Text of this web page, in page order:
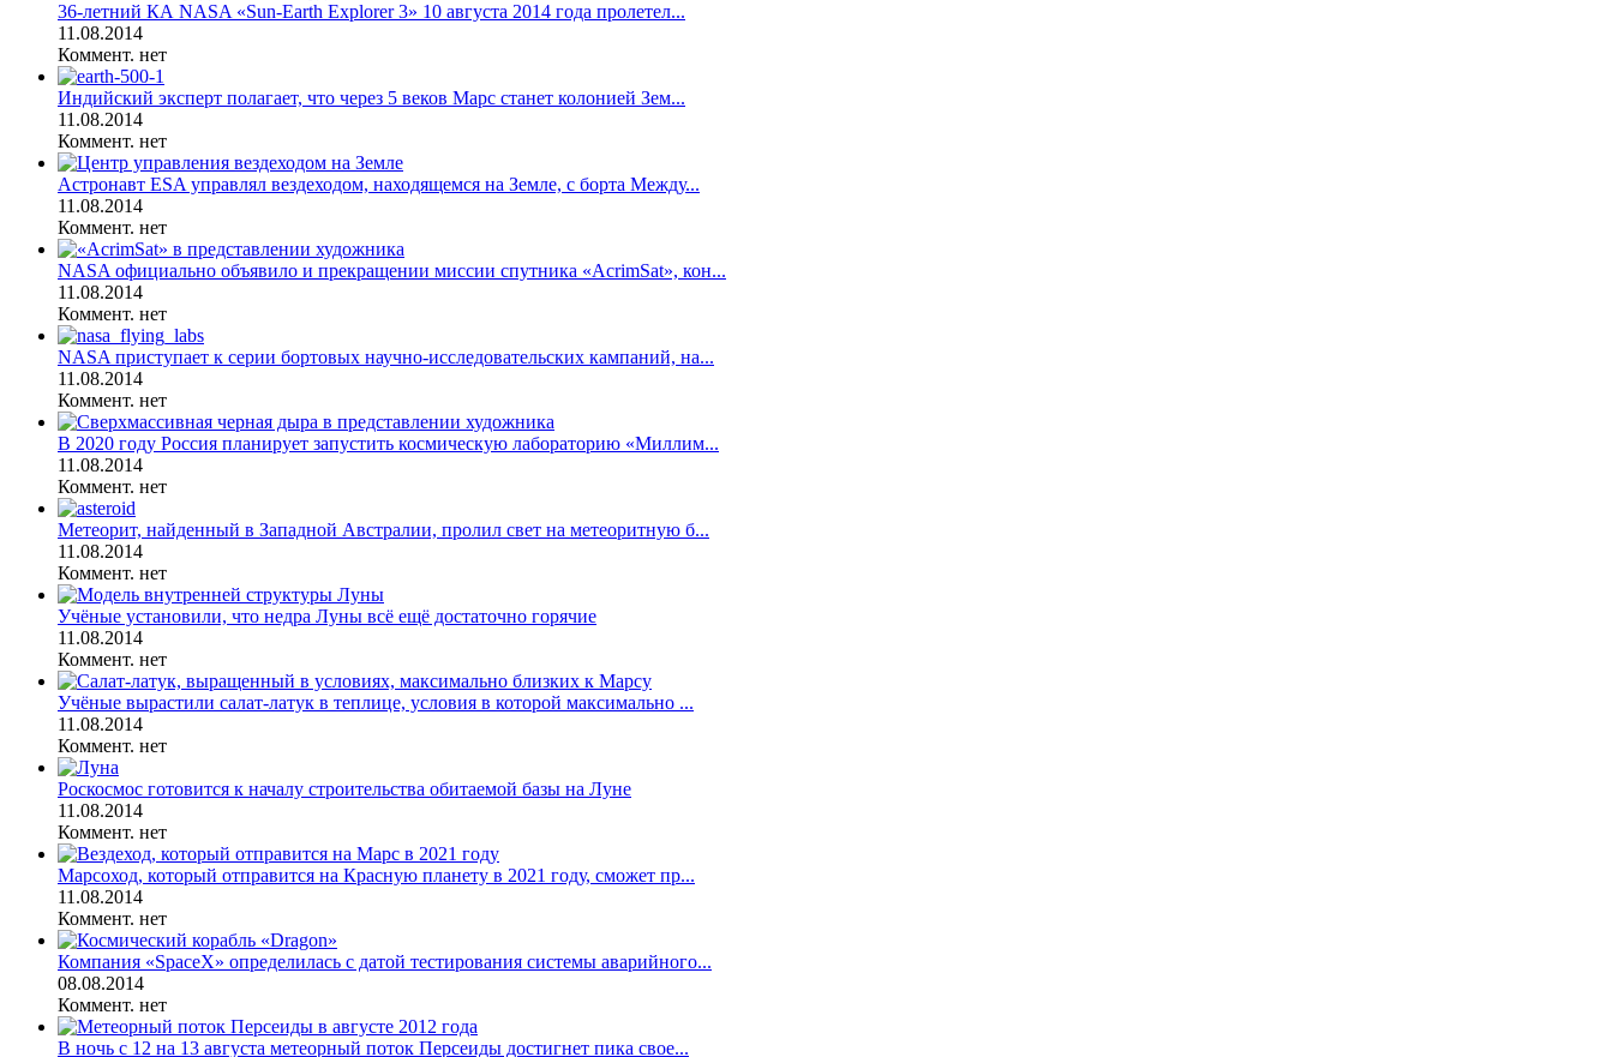
36-летний КА NASA «Sun-Earth Explorer 3» 10 августа 2014 года пролетел...
11.08.2014
Коммент. нет
Индийский эксперт полагает, что через 5 веков Марс станет колонией Зем...
11.08.2014
Коммент. нет
Астронавт ESA управлял вездеходом, находящемся на Земле, с борта Между...
11.08.2014
Коммент. нет
NASA официально объявило и прекращении миссии спутника «AcrimSat», кон...
11.08.2014
Коммент. нет
NASA приступает к серии бортовых научно-исследовательских кампаний, на...
11.08.2014
Коммент. нет
В 2020 году Россия планирует запустить космическую лабораторию «Миллим...
11.08.2014
Коммент. нет
Метеорит, найденный в Западной Австралии, пролил свет на метеоритную б...
11.08.2014
Коммент. нет
Учёные установили, что недра Луны всё ещё достаточно горячие
11.08.2014
Коммент. нет
Учёные вырастили салат-латук в теплице, условия в которой максимально ...
11.08.2014
Коммент. нет
Роскосмос готовится к началу строительства обитаемой базы на Луне
11.08.2014
Коммент. нет
Марсоход, который отправится на Красную планету в 2021 году, сможет пр...
11.08.2014
Коммент. нет
Компания «SpaceX» определилась с датой тестирования системы аварийного...
08.08.2014
Коммент. нет
В ночь с 12 на 13 августа метеорный поток Персеиды достигнет пика свое...